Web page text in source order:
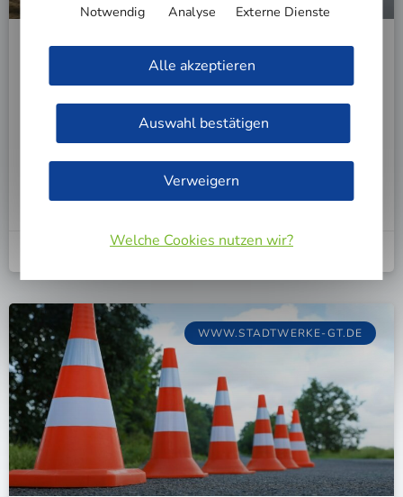
Überprüfung des Gas-Netzes
Gas-Lei­tun­gen in Fried­richs­dorf, Tei­len von
Aven­wed­de, Spex­ard / Sun­dern und der Deter­
mey­er-Sied­lung wer­den tur­nus­mä­ßig überprüft.
Weiterlesen
WWW.STADTWERKE-GT.DE
Notwendig Analyse Externe Dienste
Auswahl bestätigen
Verweigern
Alle akzeptieren
Welche Cookies nutzen wir?